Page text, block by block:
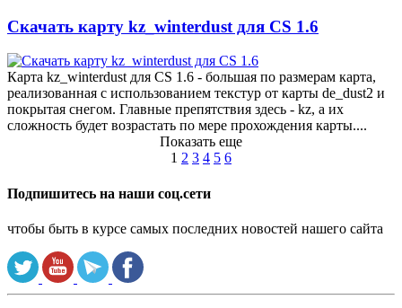
Скачать карту kz_winterdust для CS 1.6
Карта kz_winterdust для CS 1.6 - большая по размерам карта,
реализованная с использованием текстур от карты de_dust2 и
покрытая снегом. Главные препятствия здесь - kz, а их
сложность будет возрастать по мере прохождения карты....
Показать еще
1 2 3 4 5 6
Подпишитесь на наши соц.сети
чтобы быть в курсе самых последних новостей нашего сайта